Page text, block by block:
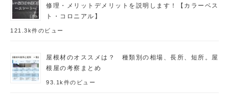
修理・メリットデメリットを説明します！【カラーベス
ト・コロニアル】
121.3k件のビュー
屋根材のオススメは？ 種類別の相場、長所、短所。屋
根屋の考察まとめ
93.1k件のビュー